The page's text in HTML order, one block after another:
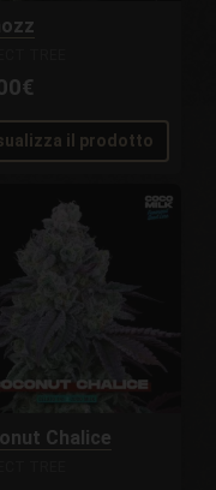
il prodotto
Chalice